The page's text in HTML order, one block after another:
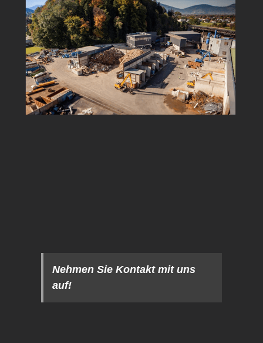
Nehmen Sie Kontakt mit uns
auf!